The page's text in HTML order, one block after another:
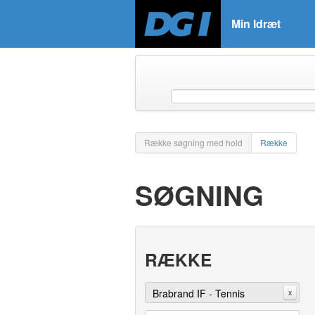
Min Idræt
Række søgning med hold Række
SØGNING
RÆKKE
Brabrand IF - Tennis x